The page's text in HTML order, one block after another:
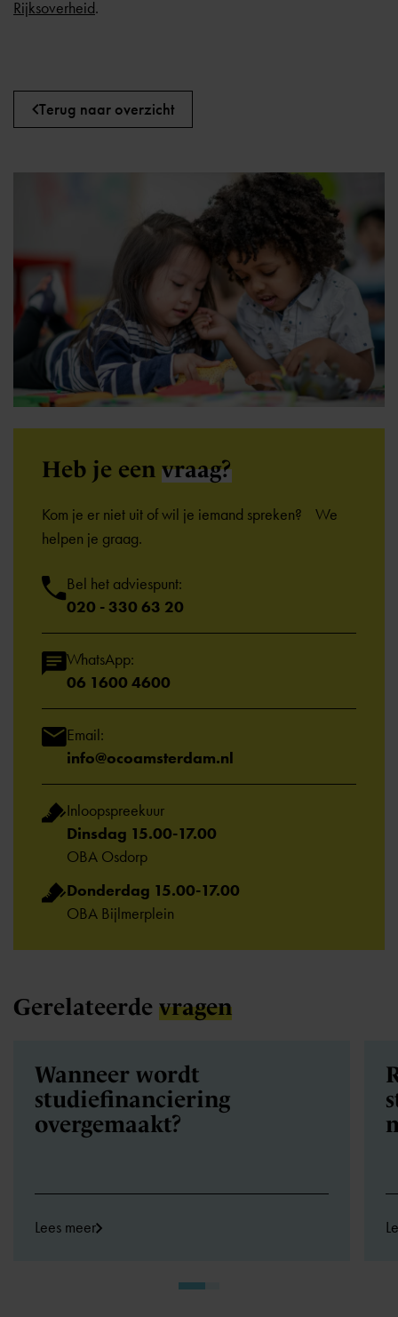
Rijksoverheid.
Terug naar overzicht
Heb je een vraag?
Kom je er niet uit of wil je iemand spreken? We
helpen je graag.
Bel het adviespunt:
020 - 330 63 20
WhatsApp:
06 1600 4600
Email:
info@ocoamsterdam.nl
Inloopspreekuur
Dinsdag 15.00-17.00
OBA Osdorp
Donderdag 15.00-17.00
OBA Bijlmerplein
Gerelateerde vragen
Wanneer wordt
studiefinanciering
overgemaakt?
Lees meer